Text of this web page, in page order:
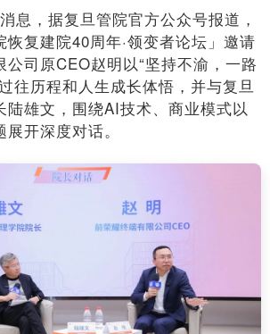
息，据复旦管院官方公众号报道，
复建院40周年·领变者论坛」邀请
司原CEO赵明以“坚持不渝，一路
往历程和人生成长体悟，并与复旦
陆雄文，围绕AI技术、商业模式以
开深度对话。